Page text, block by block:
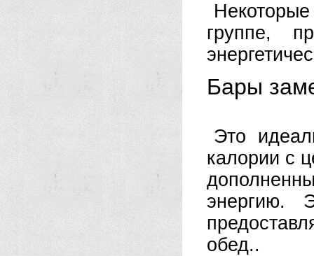
группе,
Бары
Это
калории с
энергию.
обед..